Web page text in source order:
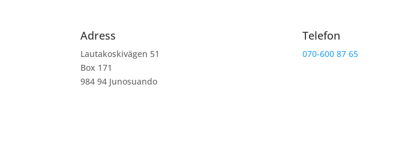
Adress
Lautakoskivägen 51
Box 171
984 94 Junosuando
Telefon
070-600 87 65